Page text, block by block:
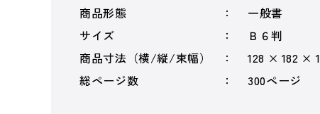
商品形態
一般書
サイズ
Ｂ６判
商品寸法（横/縦/束幅）
128 × 182 ×
総ページ数
300ページ